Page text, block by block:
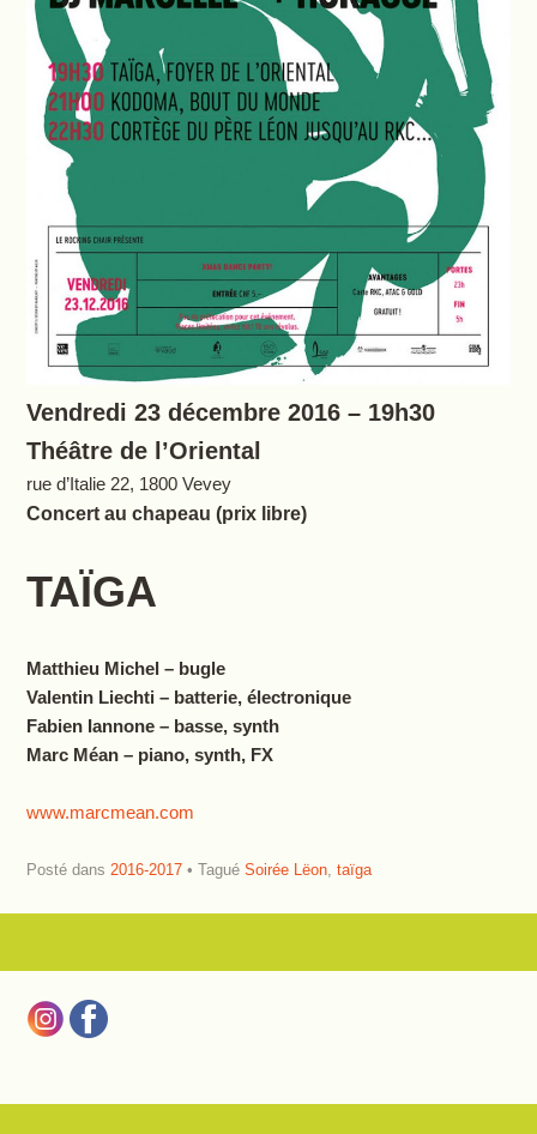
Vendredi 23 décembre 2016 – 19h30
Théâtre de l’Oriental
rue d’Italie 22, 1800 Vevey
Concert au chapeau (prix libre)
TAÏGA
Matthieu Michel – bugle
Valentin Liechti – batterie, électronique
Fabien Iannone – basse, synth
Marc Méan – piano, synth, FX
www.marcmean.com
Posté dans 2016-2017 Tagué Soirée Lëon, taïga